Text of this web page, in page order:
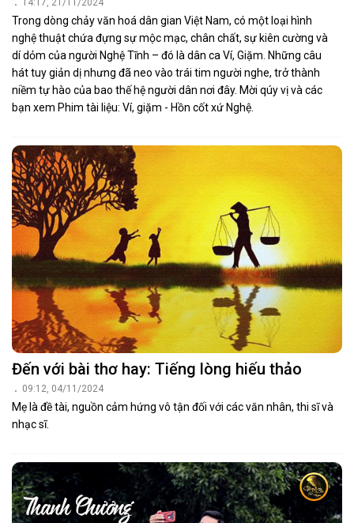
14:17, 21/11/2024
Trong dòng chảy văn hoá dân gian Việt Nam, có một loại hình
nghệ thuật chứa đựng sự mộc mạc, chân chất, sự kiên cường và
dí dỏm của người Nghệ Tĩnh – đó là dân ca Ví, Giặm. Những câu
hát tuy giản dị nhưng đã neo vào trái tim người nghe, trở thành
niềm tự hào của bao thế hệ người dân nơi đây. Mời qúy vị và các
bạn xem Phim tài liệu: Ví, giặm - Hồn cốt xứ Nghệ.
Đến với bài thơ hay: Tiếng lòng hiếu thảo
09:12, 04/11/2024
Mẹ là đề tài, nguồn cảm hứng vô tận đối với các văn nhân, thi sĩ và
nhạc sĩ.